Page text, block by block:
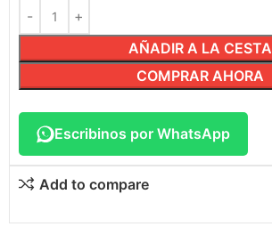
AÑADIR A LA CESTA
COMPRAR AHORA
Escribinos por WhatsApp
Add to compare